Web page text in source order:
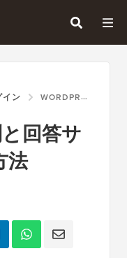
イン WORDPRESSで質問と回答サイトを作成する方法
回答サ
法